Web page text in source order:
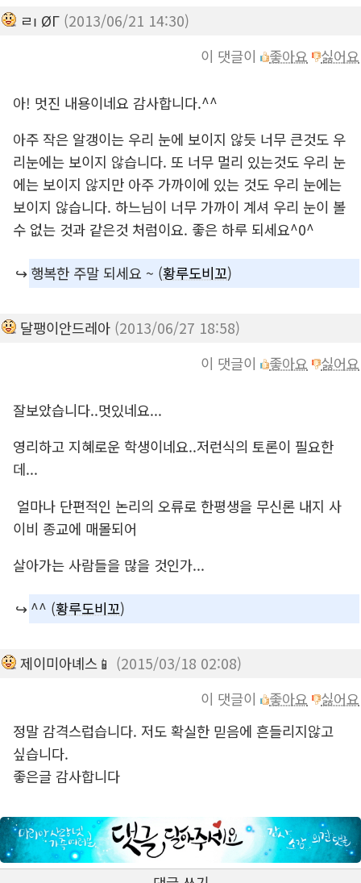
ㄹı ØГ (2013/06/21 14:30)
이 댓글이
좋아요 싫어요
아! 멋진 내용이네요 감사합니다.^^
아주 작은 알갱이는 우리 눈에 보이지 않듯 너무 큰것도 우
리눈에는 보이지 않습니다. 또 너무 멀리 있는것도 우리 눈
에는 보이지 않지만 아주 가까이에 있는 것도 우리 눈에는
보이지 않습니다. 하느님이 너무 가까이 계셔 우리 눈이 볼
수 없는 것과 같은것 처럼이요. 좋은 하루 되세요^0^
↪️ 행복한 주말 되세요 ~ (황루도비꼬)
달팽이안드레아 (2013/06/27 18:58)
이 댓글이
좋아요 싫어요
잘보았습니다..멋있네요...
영리하고 지혜로운 학생이네요..저런식의 토론이 필요한
데...
얼마나 단편적인 논리의 오류로 한평생을 무신론 내지 사
이비 종교에 매몰되어
살아가는 사람들을 많을 것인가...
↪️ ^^ (황루도비꼬)
제이미아녜스📱 (2015/03/18 02:08)
이 댓글이
좋아요
싫어요
정말 감격스럽습니다. 저도 확실한 믿음에 흔들리지않고
싶습니다.
좋은글 감사합니다